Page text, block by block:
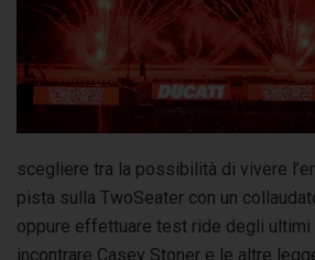
scegliere tra la possibilità di vivere
pista sulla TwoSeater con un
oppure effettuare test ride degli ultimi
incontrare Casey Stoner e le altre